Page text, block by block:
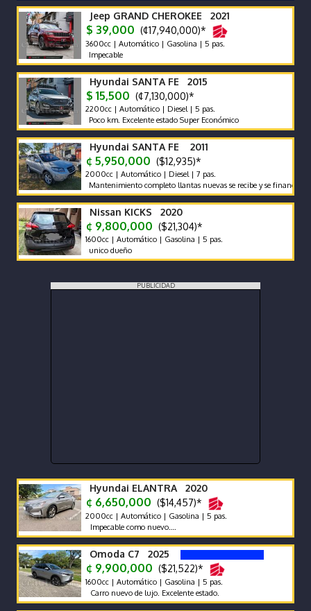
Jeep GRAND CHEROKEE 2021
$ 39,000 (¢17,940,000)*
3600cc | Automático | Gasolina | 5 pas.
Impecable
Hyundai SANTA FE 2015
$ 15,500 (¢7,130,000)*
2200cc | Automático | Diesel | 5 pas.
Poco km. Excelente estado Super Económico
Hyundai SANTA FE 2011
¢ 5,950,000 ($12,935)*
2000cc | Automático | Diesel | 7 pas.
Mantenimiento completo llantas nuevas se recibe y se financia
Nissan KICKS 2020
¢ 9,800,000 ($21,304)*
1600cc | Automático | Gasolina | 5 pas.
unico dueño
PUBLICIDAD
Hyundai ELANTRA 2020
¢ 6,650,000 ($14,457)*
2000cc | Automático | Gasolina | 5 pas.
Impecable como nuevo….
Omoda C7 2025
¢ 9,900,000 ($21,522)*
1600cc | Automático | Gasolina | 5 pas.
Carro nuevo de lujo. Excelente estado.